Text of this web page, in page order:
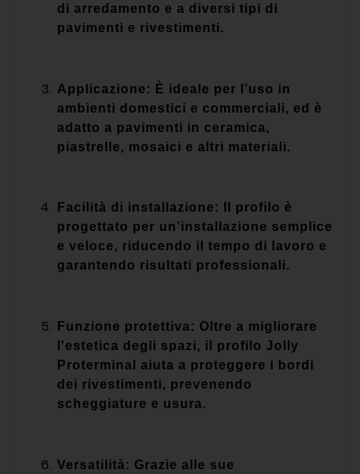
di arredamento e a diversi tipi di
pavimenti e rivestimenti.
Applicazione: È ideale per l’uso in
ambienti domestici e commerciali, ed è
adatto a pavimenti in ceramica,
piastrelle, mosaici e altri materiali.
Facilità di installazione: Il profilo è
progettato per un'installazione semplice
e veloce, riducendo il tempo di lavoro e
garantendo risultati professionali.
Funzione protettiva: Oltre a migliorare
l'estetica degli spazi, il profilo Jolly
Proterminal aiuta a proteggere i bordi
dei rivestimenti, prevenendo
scheggiature e usura.
Versatilità: Grazie alle sue